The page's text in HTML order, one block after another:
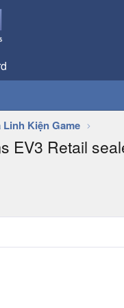
Linh Kiện Game
EV3 Retail